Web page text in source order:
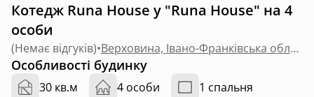
Котедж Runa House у "Runa House" на 4
особи
(Немає відгуків)• Верховина, Івано-Франківська область
Особливості будинку
30 кв.м 4 особи
1 спальня